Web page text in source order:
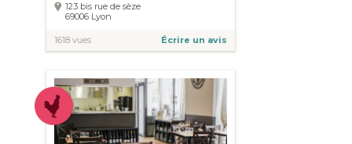
123 bis rue de sèze
69006 Lyon
1618 vues Écrire un avis